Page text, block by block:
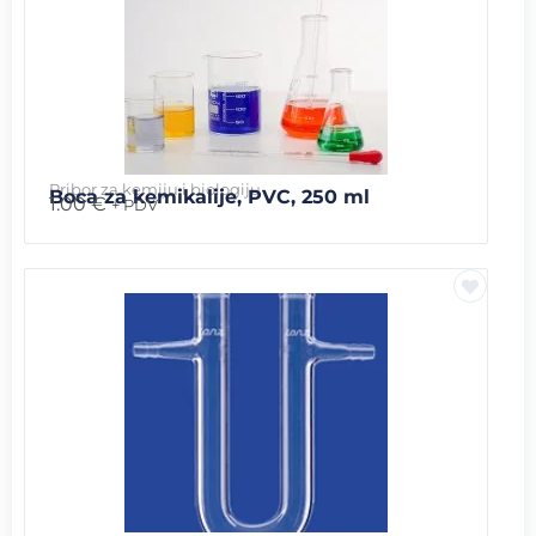
Pribor za kemiju i biologiju
Boca za kemikalije, PVC, 250 ml
1.00€ + PDV